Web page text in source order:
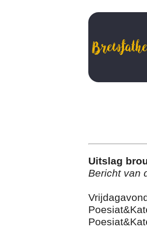
Uitslag
Bericht van